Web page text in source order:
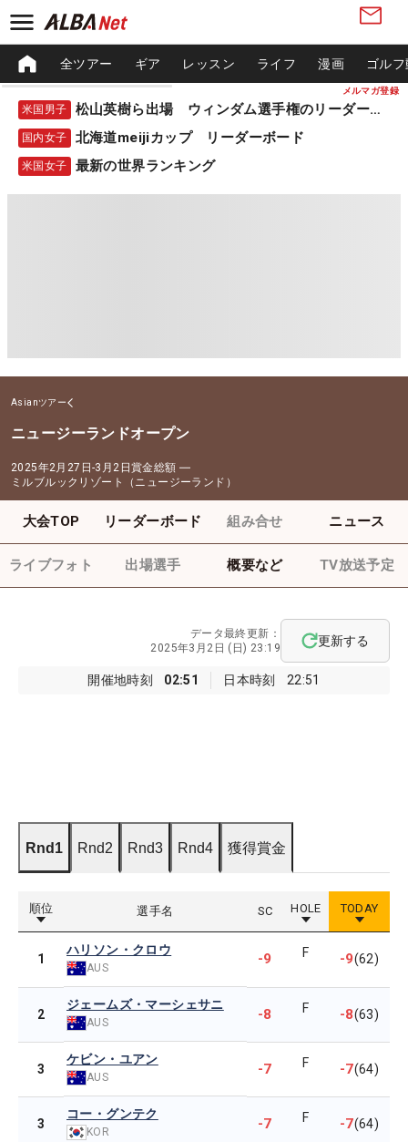
メルマガ登録
全ツアー ギア レッスン ライフ 漫画 ゴル
米国男子 松山英樹ら出場 ウィンダム選手権のリーダーボード
国内女子 北海道meijiカップ リーダーボード
米国女子 最新の世界ランキング
Asianツアー
ニュージーランドオープン
2025年2月27日-3月2日賞金総額 ―
ミルブルックリゾート（ニュージーランド）
大会TOP リーダーボード 組み合せ ニュース
ライブフォト 出場選手 概要など TV放送予定
開催地時刻 02:51 日本時刻 22:51
データ最終更新：
2025年3月2日 (日) 23:19
更新する
Rnd1 Rnd2 Rnd3 Rnd4 獲得賞金
順位 選手名 SC HOLE TODAY
1
ハリソン・クロウ
AUS
-9 F -9(62)
2
ジェームズ・マーシェサニ
AUS -8 F -8(63)
3
ケビン・ユアン
AUS -7 F -7(64)
3
コー・グンテク
KOR -7 F -7(64)